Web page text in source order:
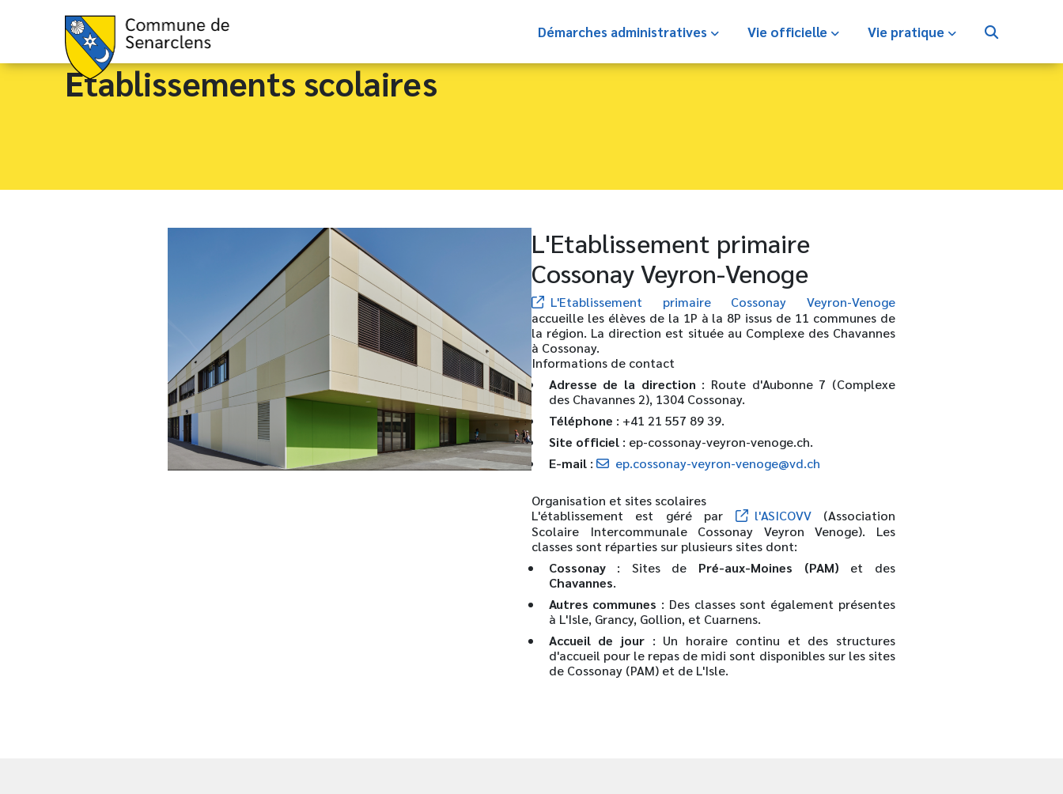
Démarches administratives Vie officielle Vie pratique
Etablissements scolaires
L'Etablissement primaire
Cossonay Veyron-Venoge
L'Etablissement primaire Cossonay Veyron-Venoge
accueille les élèves de la 1P à la 8P issus de 11 communes de
la région. La direction est située au Complexe des Chavannes
à Cossonay.
Informations de contact
Adresse de la direction : Route d'Aubonne 7 (Complexe
des Chavannes 2), 1304 Cossonay.
Téléphone : +41 21 557 89 39.
Site officiel: ep-cossonay-veyron-venoge.ch.
E-mail: ep.cossonay-veyron-venoge@vd.ch
Organisation et sites scolaires
L'établissement est géré par
l'ASICOVV(Association
Scolaire Intercommunale Cossonay Veyron Venoge). Les
classes sont réparties sur plusieurs sites dont:
Cossonay: Sites de Pré-aux-Moines (PAM) et des
Chavannes.
Autres communes : Des classes sont également présentes
à L'Isle, Grancy, Gollion, et Cuarnens.
Accueil de jour : Un horaire continu et des structures
d'accueil pour le repas de midi sont disponibles sur les sites
de Cossonay (PAM) et de L'Isle.